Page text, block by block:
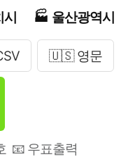
울산광역시
🇺🇸 영문
📧 우표출력